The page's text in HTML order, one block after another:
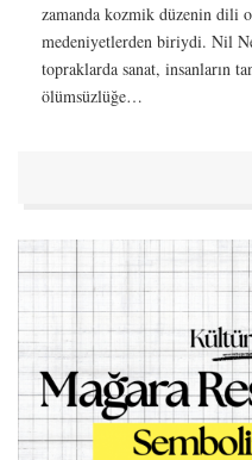
zamanda kozmik düzenin dili
medeniyetlerden biriydi. Nil
topraklarda sanat, insanların
ölümsüzlüğe…